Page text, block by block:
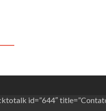
id=”644″